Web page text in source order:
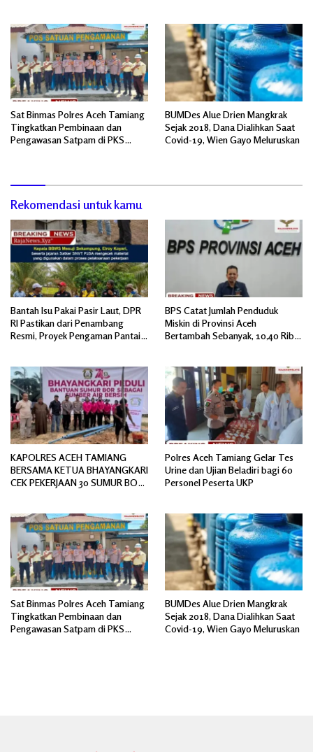
Sat Binmas Polres Aceh Tamiang
Tingkatkan Pembinaan dan
Pengawasan Satpam di PKS
BUMDes Alue Drien Mangkrak
Sejak 2018, Dana Dialihkan Saat
Covid-19, Wien Gayo Meluruskan
Rekomendasi untuk kamu
Bantah Isu Pakai Pasir Laut, DPR
RI Pastikan dari Penambang
Resmi, Proyek Pengaman Pantai
BPS Catat Jumlah Penduduk
Miskin di Provinsi Aceh
Bertambah Sebanyak, 10,40 Ribu
KAPOLRES ACEH TAMIANG
BERSAMA KETUA BHAYANGKARI
CEK PEKERJAAN 30 SUMUR BOR
Polres Aceh Tamiang Gelar Tes
Urine dan Ujian Beladiri bagi 60
Personel Peserta UKP
Sat Binmas Polres Aceh Tamiang
Tingkatkan Pembinaan dan
Pengawasan Satpam di PKS
BUMDes Alue Drien Mangkrak
Sejak 2018, Dana Dialihkan Saat
Covid-19, Wien Gayo Meluruskan